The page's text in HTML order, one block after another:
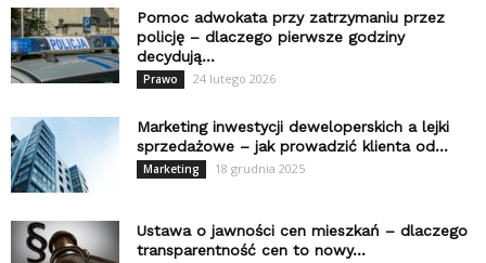
Pomoc adwokata przy zatrzymaniu przez
policję – dlaczego pierwsze godziny
decydują...
Prawo 24 lutego 2026
Marketing inwestycji deweloperskich a lejki
sprzedażowe – jak prowadzić klienta od...
Marketing 18 grudnia 2025
Ustawa o jawności cen mieszkań – dlaczego
transparentność cen to nowy...